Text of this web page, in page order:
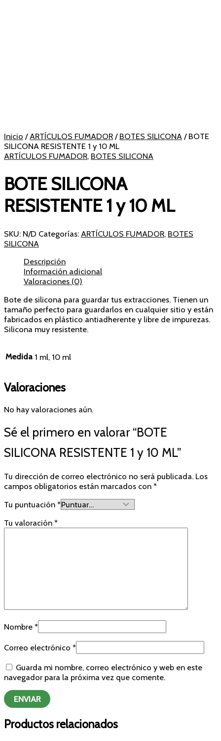
Inicio /ARTÍCULOS FUMADOR / BOTES SILICONA / BOTE
SILICONA RESISTENTE 1 y 10 ML
ARTÍCULOS FUMADOR, BOTES SILICONA
BOTE SILICONA
RESISTENTE 1 y 10 ML
SKU: N/D Categorías: ARTÍCULOS FUMADOR, BOTES
SILICONA
Descripción
Información adicional
Valoraciones (0)
Bote de silicona para guardar tus extracciones. Tienen un
tamaño perfecto para guardarlos en cualquier sitio y están
fabricados en plástico antiadherente y libre de impurezas.
Silicona muy resistente.
Medida 1 ml, 10 ml
Valoraciones
No hay valoraciones aún.
Sé el primero en valorar “BOTE
SILICONA RESISTENTE 1 y 10 ML”
Tu dirección de correo electrónico no será publicada. Los
campos obligatorios están marcados con *
Tu puntuación *
Tu valoración *
Nombre *
Correo electrónico *
Guarda mi nombre, correo electrónico y web en este
navegador para la próxima vez que comente.
Productos relacionados